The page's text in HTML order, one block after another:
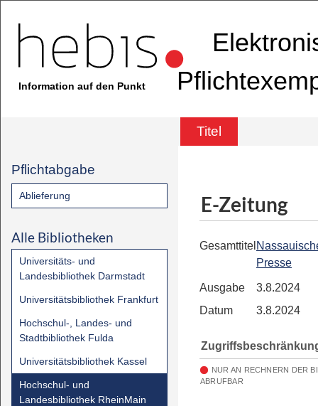
Information auf den Punkt
Titel
Pflichtabgabe
Ablieferung
Alle Bibliotheken
Universitäts- und
Landesbibliothek Darmstadt
Universitätsbibliothek Frankfurt
Hochschul-, Landes- und
Stadtbibliothek Fulda
Universitätsbibliothek Kassel
Hochschul- und
Landesbibliothek RheinMain
E-Zeitung
Gesamttitel
Presse
Ausgabe
3.8.2024
Datum
3.8.2024
NUR AN RECHNERN DER
ABRUFBAR